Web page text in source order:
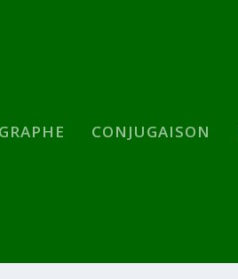
CONJUGAISON